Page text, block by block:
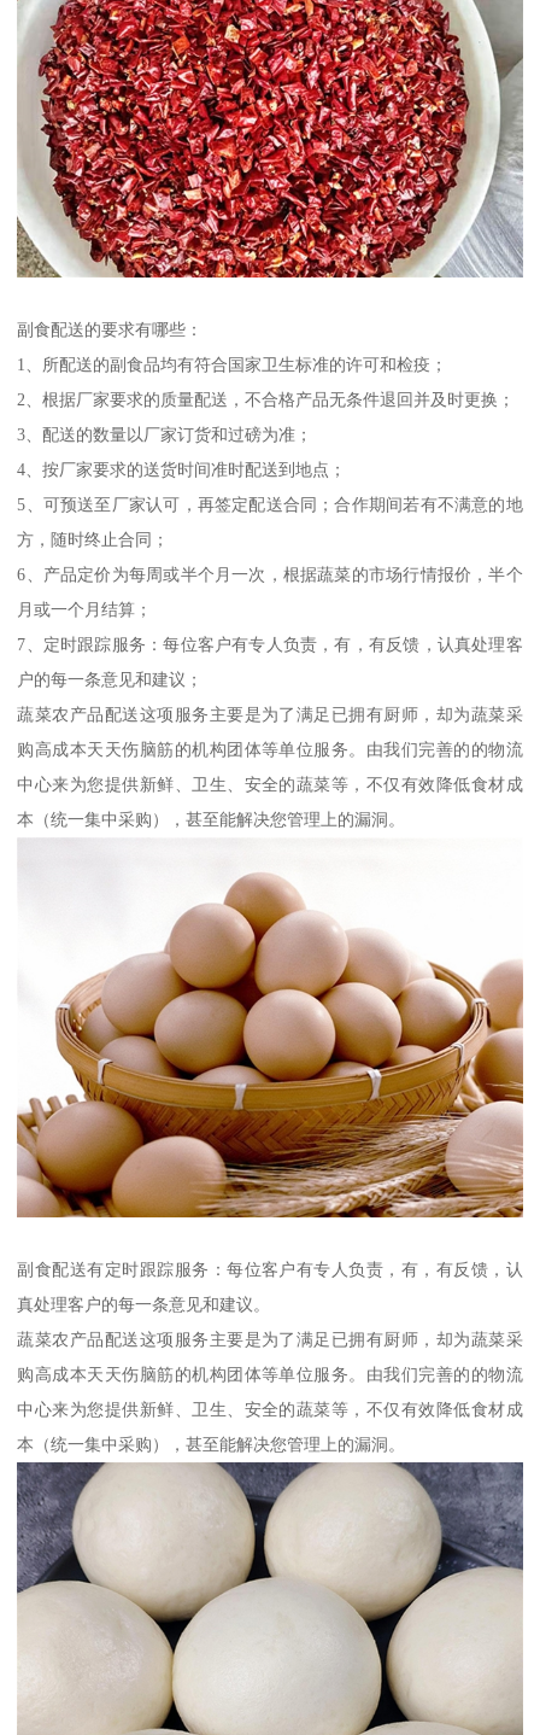
副食配送的要求有哪些：
1、所配送的副食品均有符合国家卫生标准的许可和检疫；
2、根据厂家要求的质量配送，不合格产品无条件退回并及时更换；
3、配送的数量以厂家订货和过磅为准；
4、按厂家要求的送货时间准时配送到地点；
5、可预送至厂家认可，再签定配送合同；合作期间若有不满意的地
方，随时终止合同；
6、产品定价为每周或半个月一次，根据蔬菜的市场行情报价，半个
月或一个月结算；
7、定时跟踪服务：每位客户有专人负责，有，有反馈，认真处理客
户的每一条意见和建议；
蔬菜农产品配送这项服务主要是为了满足已拥有厨师，却为蔬菜采
购高成本天天伤脑筋的机构团体等单位服务。由我们完善的的物流
中心来为您提供新鲜、卫生、安全的蔬菜等，不仅有效降低食材成
本（统一集中采购），甚至能解决您管理上的漏洞。
副食配送有定时跟踪服务：每位客户有专人负责，有，有反馈，认
真处理客户的每一条意见和建议。
蔬菜农产品配送这项服务主要是为了满足已拥有厨师，却为蔬菜采
购高成本天天伤脑筋的机构团体等单位服务。由我们完善的的物流
中心来为您提供新鲜、卫生、安全的蔬菜等，不仅有效降低食材成
本（统一集中采购），甚至能解决您管理上的漏洞。